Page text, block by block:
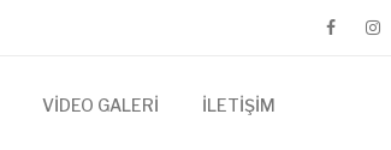
VİDEO GALERİ İLETİŞİM